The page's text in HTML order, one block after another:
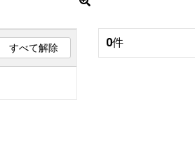
すべて解除 0件